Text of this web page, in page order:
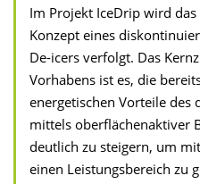
Im Projekt IceDrip wird
Konzept eines
De-icers verfolgt. Das
Vorhabens ist es, die
energetischen Vorteile des
mittels oberflächenaktiver
deutlich zu steigern, um
einen Leistungsbereich zu